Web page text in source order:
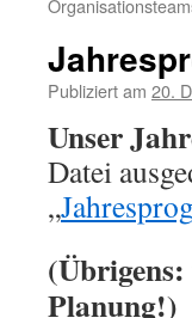
Publiziert am 20.
Unser
Datei
„
(Übrigens:
Planung!)